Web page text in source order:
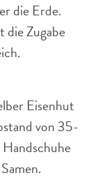
die Erde.
Zugabe
Eisenhut
von 35-